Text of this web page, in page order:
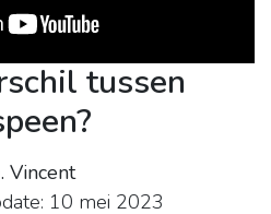
tussen
Vincent
10 mei 2023